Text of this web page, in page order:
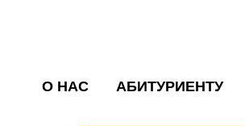
О НАС АБИТУРИЕНТУ